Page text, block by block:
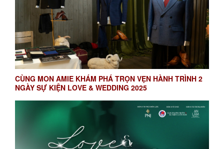
CÙNG MON AMIE KHÁM PHÁ TRỌN VẸN HÀNH TRÌNH 2
NGÀY SỰ KIỆN LOVE & WEDDING 2025